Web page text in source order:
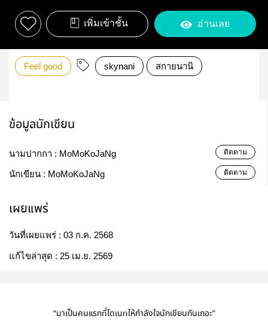
เพิ่มเข้าชั้น อ่านเลย
Feel good skynani สกายนานิ
ข้อมูลนักเขียน
นามปากกา : MoMoKoJaNg ติดตาม
นักเขียน : MoMoKoJaNg ติดตาม
เผยแพร่
วันที่เผยแพร่ : 03 ก.ค. 2568
แก้ไขล่าสุด : 25 เม.ย. 2569
“มาเป็นคนแรกที่โดเนทให้กำลังใจนักเขียนกันเถอะ”